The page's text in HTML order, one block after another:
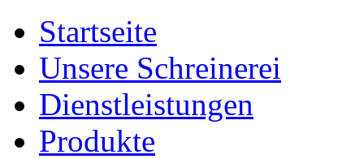
Startseite
Unsere Schreinerei
Dienstleistungen
Produkte